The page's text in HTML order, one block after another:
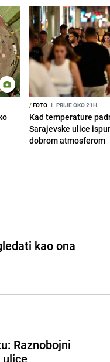
/FOTO I PRIJE OKO 21H
Kad temperature
Sarajevske ulice
dobrom atmosferom
kao ona
Raznobojni